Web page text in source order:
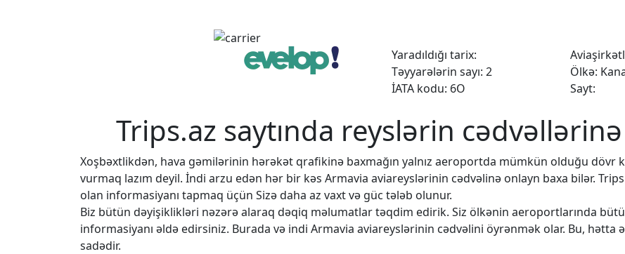
Yaradıldığı tarix:
Təyyarələrin sayı: 2
İATA kodu: 6O
Ölkə:
Sayt:
Trips.az saytında reyslərin cədvəllərinə
Xoşbəxtlikdən, hava gəmilərinin hərəkət qrafikinə baxmağın yalnız aeroportda mümkün olduğu dövr
vurmaq lazım deyil. İndi arzu edən hər bir kəs Armavia aviareyslərinin cədvəlinə onlayn baxa bilər.
olan informasiyanı tapmaq üçün Sizə daha az vaxt və güc tələb olunur.
Biz bütün dəyişiklikləri nəzərə alaraq dəqiq məlumatlar təqdim edirik. Siz ölkənin aeroportlarında
informasiyanı əldə edirsiniz. Burada və indi Armavia aviareyslərinin cədvəlini öyrənmək olar. Bu,
sadədir.